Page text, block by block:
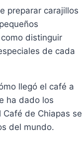
preparar carajillos
distinguir
de cada
llegó el café a
ha dado los
de Chiapas se
del mundo.